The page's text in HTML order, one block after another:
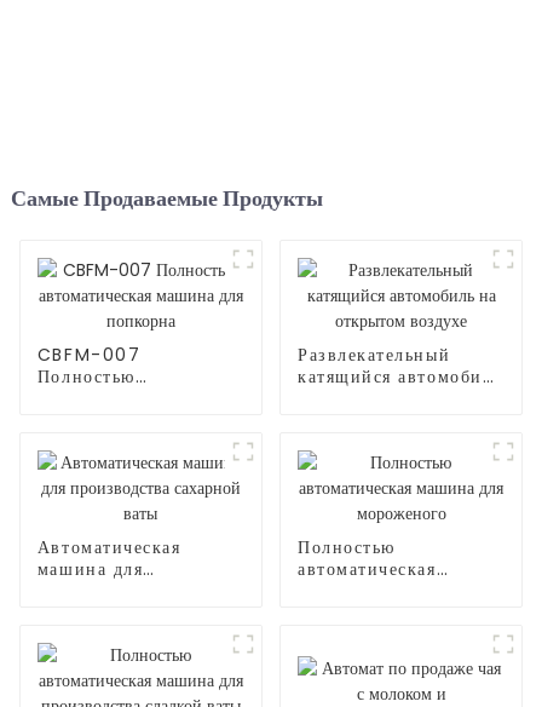
Самые Продаваемые Продукты
CBFM-007
Полностью
Развлекательный
катящийся автомобиль
Автоматическая
машина для
Полностью
автоматическая